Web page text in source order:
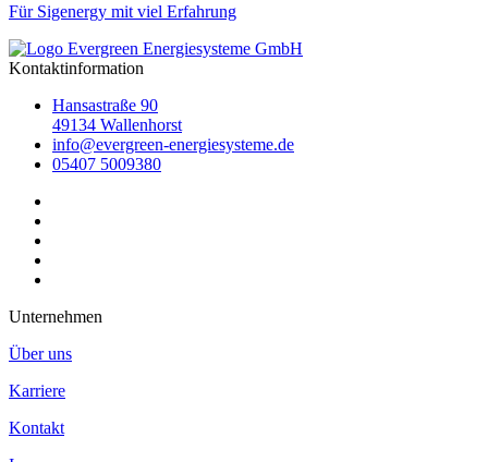
Für Sigenergy mit viel Erfahrung
Kontaktinformation
Hansastraße 90
49134 Wallenhorst
info@evergreen-energiesysteme.de
05407 5009380
Unternehmen
Über uns
Karriere
Kontakt